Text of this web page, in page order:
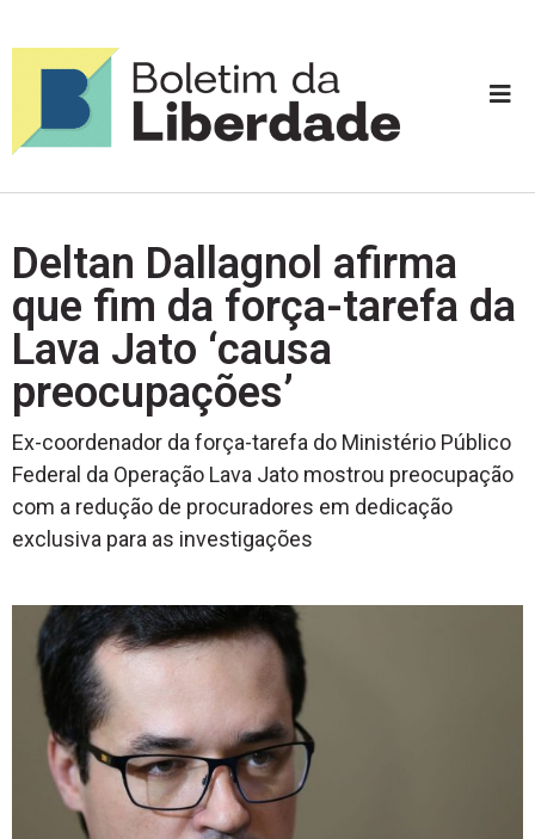
Deltan Dallagnol afirma
que fim da força-tarefa da
Lava Jato ‘causa
preocupações’
Ex-coordenador da força-tarefa do Ministério Público
Federal da Operação Lava Jato mostrou preocupação
com a redução de procuradores em dedicação
exclusiva para as investigações